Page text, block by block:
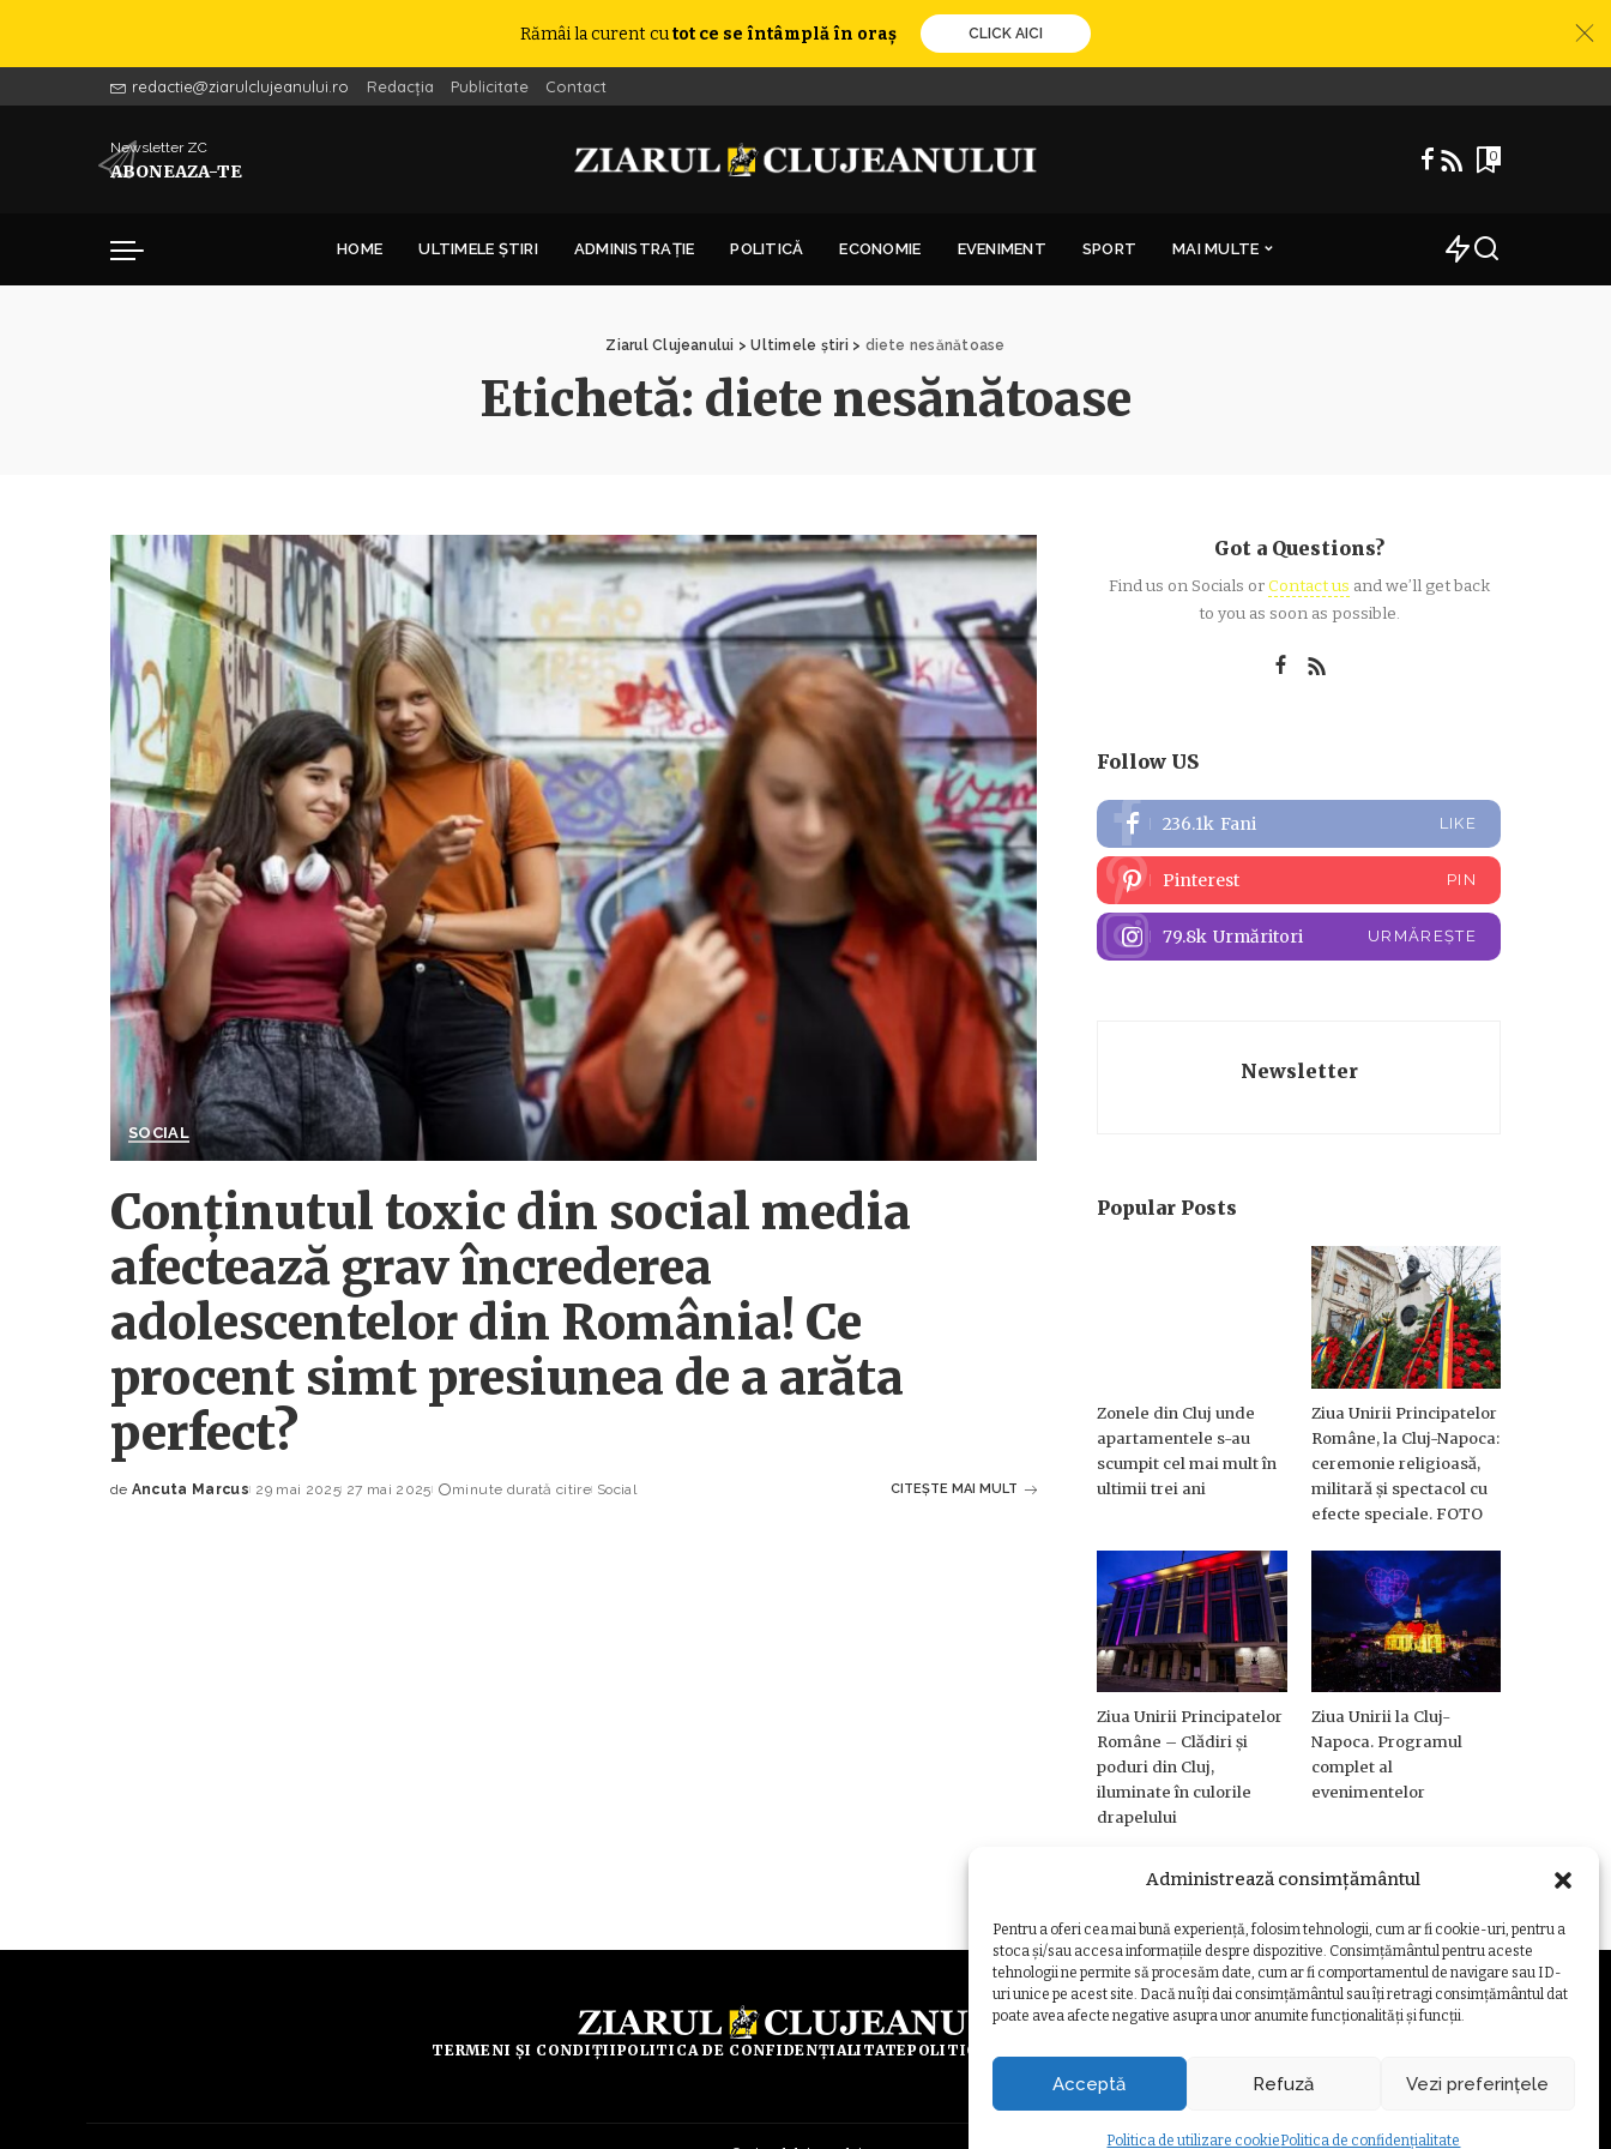
Administrează consimțământul
Pentru a oferi cea mai bună experiență, folosim tehnologii, cum ar fi cookie-uri, pentru a
stoca și/sau accesa informațiile despre dispozitive. Consimțământul pentru aceste
tehnologii ne permite să procesăm date, cum ar fi comportamentul de navigare sau ID-
uri unice pe acest site. Dacă nu îți dai consimțământul sau îți retragi consimțământul dat
poate avea afecte negative asupra unor anumite funcționalități și funcții.
Acceptă Refuză Vezi preferințele
Politica de utilizare cookiePolitica de confidențialitate
Rămâi la curent cutot ce se întâmplă în oraș CLICK AICI
redactie@ziarulclujeanului.ro Redacția Publicitate Contact
Newsletter ZC
ABONEAZA-TE
0
HOME ULTIMELE ȘTIRI ADMINISTRAȚIE POLITICĂ ECONOMIE EVENIMENT SPORT MAI MULTE
Ziarul Clujeanului >Ultimele știri > diete nesănătoase
Etichetă: diete nesănătoase
SOCIAL
Conținutul toxic din social media
afectează grav încrederea
adolescentelor din România! Ce
procent simt presiunea de a arăta
perfect?
de Ancuta Marcus 29 mai 2025 27 mai 2025 minute durată citire Social CITEȘTE MAI MULT
Got a Questions?
Find us on Socials orContact us and we’ll get back
to you as soon as possible.
Follow US
236.1k Fani LIKE
Pinterest PIN
79.8k Urmăritori URMĂREȘTE
Newsletter
Popular Posts
Zonele din Cluj unde
apartamentele s-au
scumpit cel mai mult în
ultimii trei ani
Ziua Unirii Principatelor
Române, la Cluj-Napoca:
ceremonie religioasă,
militară și spectacol cu
efecte speciale. FOTO
Ziua Unirii Principatelor
Române – Clădiri și
poduri din Cluj,
iluminate în culorile
drapelului
Ziua Unirii la Cluj-
Napoca. Programul
complet al
evenimentelor
TERMENI ȘI CONDIȚIIPOLITICA DE CONFIDENȚIALITATEPOLITICA DE UTILIZARE COOKIE